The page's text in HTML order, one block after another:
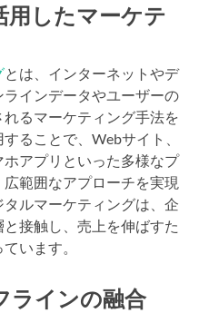
用したマーケテ
とは、インターネットやデ
インデータやユーザーの
るマーケティング手法を
ることで、Webサイト、
アプリといった多様なプ
範囲なアプローチを実現
ルマーケティングは、企
接触し、売上を伸ばすた
います。
ラインの融合